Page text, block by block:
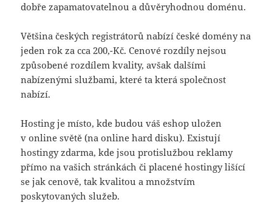
dobře zapamatovatelnou a důvěryhodnou doménu.
Většina českých registrátorů nabízí české domény na
jeden rok za cca 200,-Kč. Cenové rozdíly nejsou
způsobené rozdílem kvality, avšak dalšími
nabízenými službami, které ta která společnost
nabízí.
Hosting je místo, kde budou váš eshop uložen
v online světě (na online hard disku). Existují
hostingy zdarma, kde jsou protislužbou reklamy
přímo na vašich stránkách či placené hostingy lišící
se jak cenově, tak kvalitou a množstvím
poskytovaných služeb.